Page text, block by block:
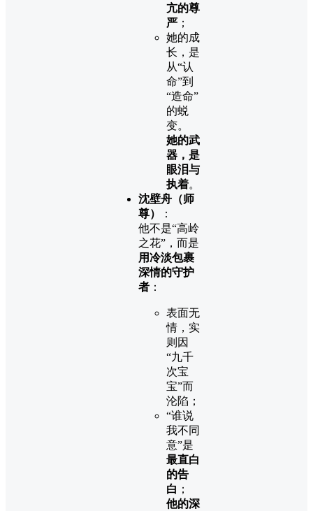
亢的尊
严 ；
她的成
长，是
从“认
命”到
“造命”
的蜕
变。
她的武
器，是
眼泪与
执着。
沈壁舟（师
尊）
：
他不是“高岭
之花”，而是
用冷淡包裹
深情的守护
者 ：
表面无
情，实
则因
“九千
次宝
宝”而
沦陷；
“谁说
我不同
意”是
最直白
的告
白 ；
他的深